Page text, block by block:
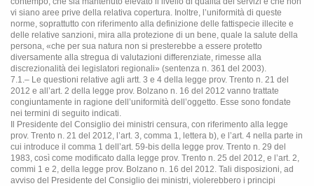
vi siano aree prive della relativa copertura. Inoltre, l’uniformità di queste
norme, soprattutto con riferimento alla definizione delle fattispecie illecite e
delle relative sanzioni, mira alla protezione di un bene, quale la salute della
persona, «che per sua natura non si presterebbe a essere protetto
diversamente alla stregua di valutazioni differenziate, rimesse alla
discrezionalità dei legislatori regionali» (sentenza n. 361 del 2003).
7.1.– Le questioni relative agli artt. 3 e 4 della legge prov. Trento n. 21 del
2012 e all’art. 2 della legge prov. Bolzano n. 16 del 2012 vanno trattate
congiuntamente in ragione dell’uniformità dell’oggetto. Esse sono fondate
nei termini di seguito indicati.
Il Presidente del Consiglio dei ministri censura, con riferimento alla legge
prov. Trento n. 21 del 2012, l’art. 3, comma 1, lettera b), e l’art. 4 nella parte in
cui introduce il comma 1 dell’art. 59-bis della legge prov. Trento n. 29 del
1983, così come modificato dalla legge prov. Trento n. 25 del 2012, e l’art. 2,
commi 1 e 2, della legge prov. Bolzano n. 16 del 2012. Tali disposizioni, ad
avviso del Presidente del Consiglio dei ministri, violerebbero i principi